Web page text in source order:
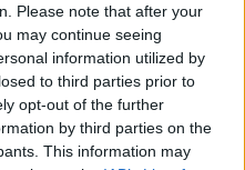
Please note that after your
may continue seeing
information utilized by
to third parties prior to
opt-out of the further
by third parties on the
This information may
blížiace sa ročné vyúčtovanie?